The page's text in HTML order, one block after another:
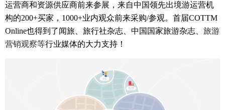
运营商和资源供应商前来参展，来自中国领先出境游运营机
构的200+买家，1000+业内观众前来采购/参观。首届COTTM
Online也得到了闻旅、旅行社杂志、中国国家旅游杂志、 旅游
营销观察等行业媒体的大力支持！